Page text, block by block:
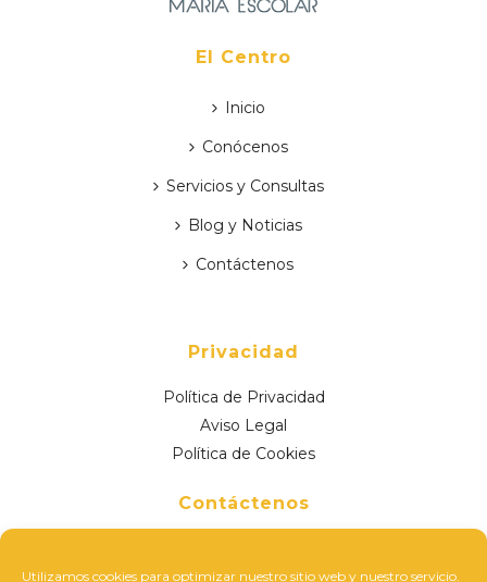
Utilizamos cookies para optimizar nuestro sitio web y nuestro servicio.
El Centro
Inicio
Conócenos
Servicios y Consultas
Blog y Noticias
Contáctenos
Privacidad
Política de Privacidad
Aviso Legal
Política de Cookies
Contáctenos
30163 Cobatillas, Murcia, España